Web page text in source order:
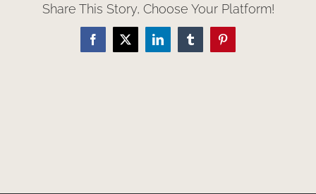
Share This Story, Choose Your Platform!
Facebook
X LinkedInTumblrPinterest